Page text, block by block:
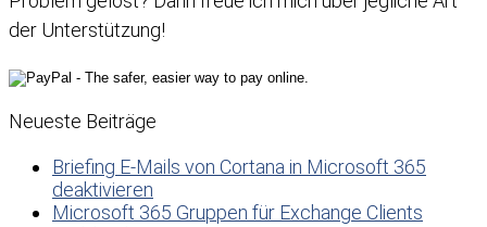
der Unterstützung!
Neueste Beiträge
Briefing E-Mails von Cortana in Microsoft 365
deaktivieren
Microsoft 365 Gruppen für Exchange Clients